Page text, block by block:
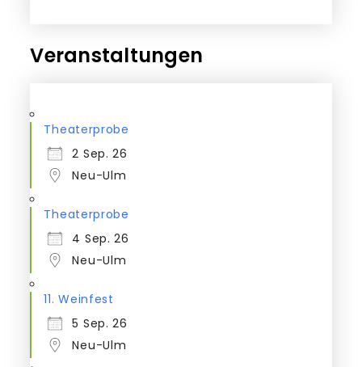
Veranstaltungen
Theaterprobe
2 Sep. 26
Neu-Ulm
Theaterprobe
4 Sep. 26
Neu-Ulm
11. Weinfest
5 Sep. 26
Neu-Ulm